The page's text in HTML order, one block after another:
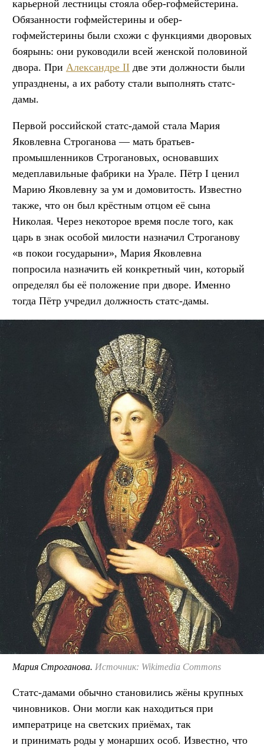
карьерной лестницы стояла обер-гофмейстерина.
Обязанности гофмейстерины и обер-
гофмейстерины были схожи с функциями дворовых
боярынь: они руководили всей женской половиной
двора. При Александре II две эти должности были
упразднены, а их работу стали выполнять статс-
дамы.
Первой российской статс-дамой стала Мария
Яковлевна Строганова — мать братьев-
промышленников Строгановых, основавших
медеплавильные фабрики на Урале. Пётр I ценил
Марию Яковлевну за ум и домовитость. Известно
также, что он был крёстным отцом её сына
Николая. Через некоторое время после того, как
царь в знак особой милости назначил Строганову
«в покои государыни», Мария Яковлевна
попросила назначить ей конкретный чин, который
определял бы её положение при дворе. Именно
тогда Пётр учредил должность статс-дамы.
Мария Строганова. Источник: Wikimedia Commons
Статс-дамами обычно становились жёны крупных
чиновников. Они могли как находиться при
императрице на светских приёмах, так
и принимать роды у монарших особ. Известно, что